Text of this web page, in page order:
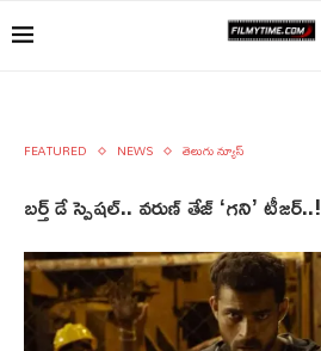
FEATURED NEWS తెలుగు న్యూస్
బర్త్ డే స్పెషల్.. వరుణ్ తేజ్ ‘గని’ టీజర్..!